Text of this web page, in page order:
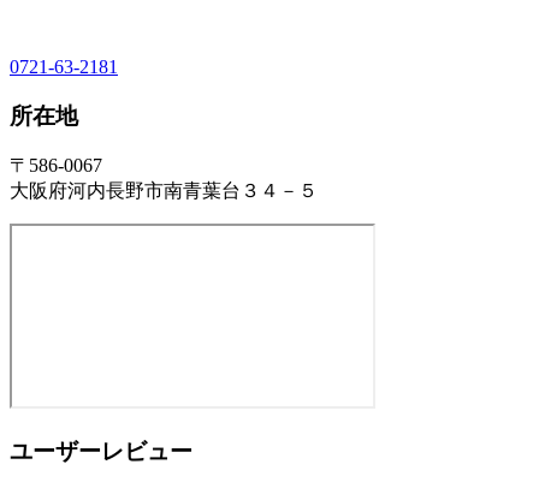
0721-63-2181
所在地
〒586-0067
大阪府河内長野市南青葉台３４－５
ユーザーレビュー